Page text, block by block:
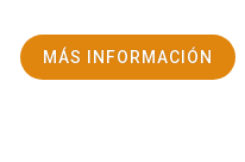
MÁS INFORMACIÓN